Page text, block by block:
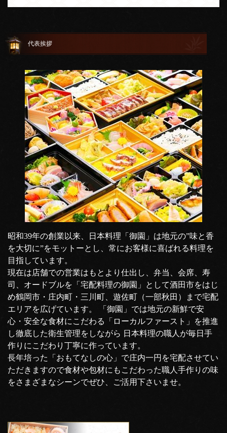
代表挨拶
昭和39年の創業以来、日本料理「御園」は地元の”味と香
を大切に”をモットーとし、常にお客様に喜ばれる料理を
目指しています。
現在は店舗での営業はもとより仕出し、弁当、会席、寿
司、オードブルを「宅配料理の御園」として酒田市をはじ
め鶴岡市・庄内町・三川町、遊佐町（一部秋田）まで宅配
エリアを広げています。 「御園」では地元の新鮮で安
心・安全な食材にこだわる「ローカルファースト」を推進
し徹底した衛生管理をしながら 日本料理の職人が毎日手
作りにこだわり丁寧に作っています。
長年培った「おもてなしの心」で庄内一円を宅配させてい
ただきますので食材や包材にもこだわった職人手作りの味
をさまざまなシーンでぜひ、ご活用下さいませ。